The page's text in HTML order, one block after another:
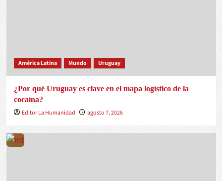
América Latina Mundo Uruguay
¿Por qué Uruguay es clave en el mapa logístico de la
cocaína?
Editor La Humanidad
agosto 7, 2026